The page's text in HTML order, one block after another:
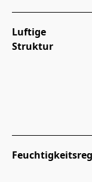
Luftige
Struktur